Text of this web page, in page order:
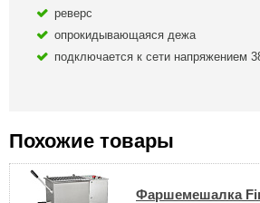
реверс
опрокидывающаяся дежа
подключается к сети напряжением
Похожие товары
Фаршемешалка